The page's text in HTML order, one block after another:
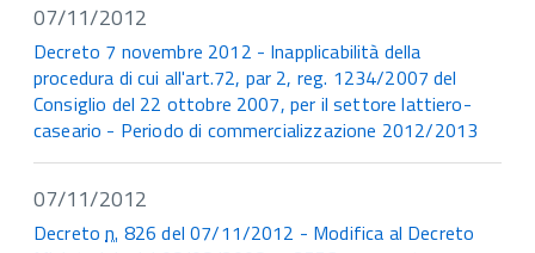
07/11/2012
Decreto 7 novembre 2012 - Inapplicabilità della
procedura di cui all'art.72, par 2, reg. 1234/2007 del
Consiglio del 22 ottobre 2007, per il settore lattiero-
caseario - Periodo di commercializzazione 2012/2013
07/11/2012
Decreton. 826 del 07/11/2012 - Modifica al Decreto